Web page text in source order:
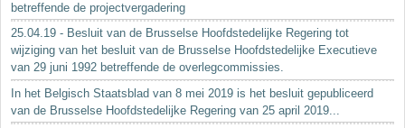
betreffende de projectvergadering
25.04.19 - Besluit van de Brusselse Hoofdstedelijke Regering tot
wijziging van het besluit van de Brusselse Hoofdstedelijke Executieve
van 29 juni 1992 betreffende de overlegcommissies.
In het Belgisch Staatsblad van 8 mei 2019 is het besluit gepubliceerd
van de Brusselse Hoofdstedelijke Regering van 25 april 2019...